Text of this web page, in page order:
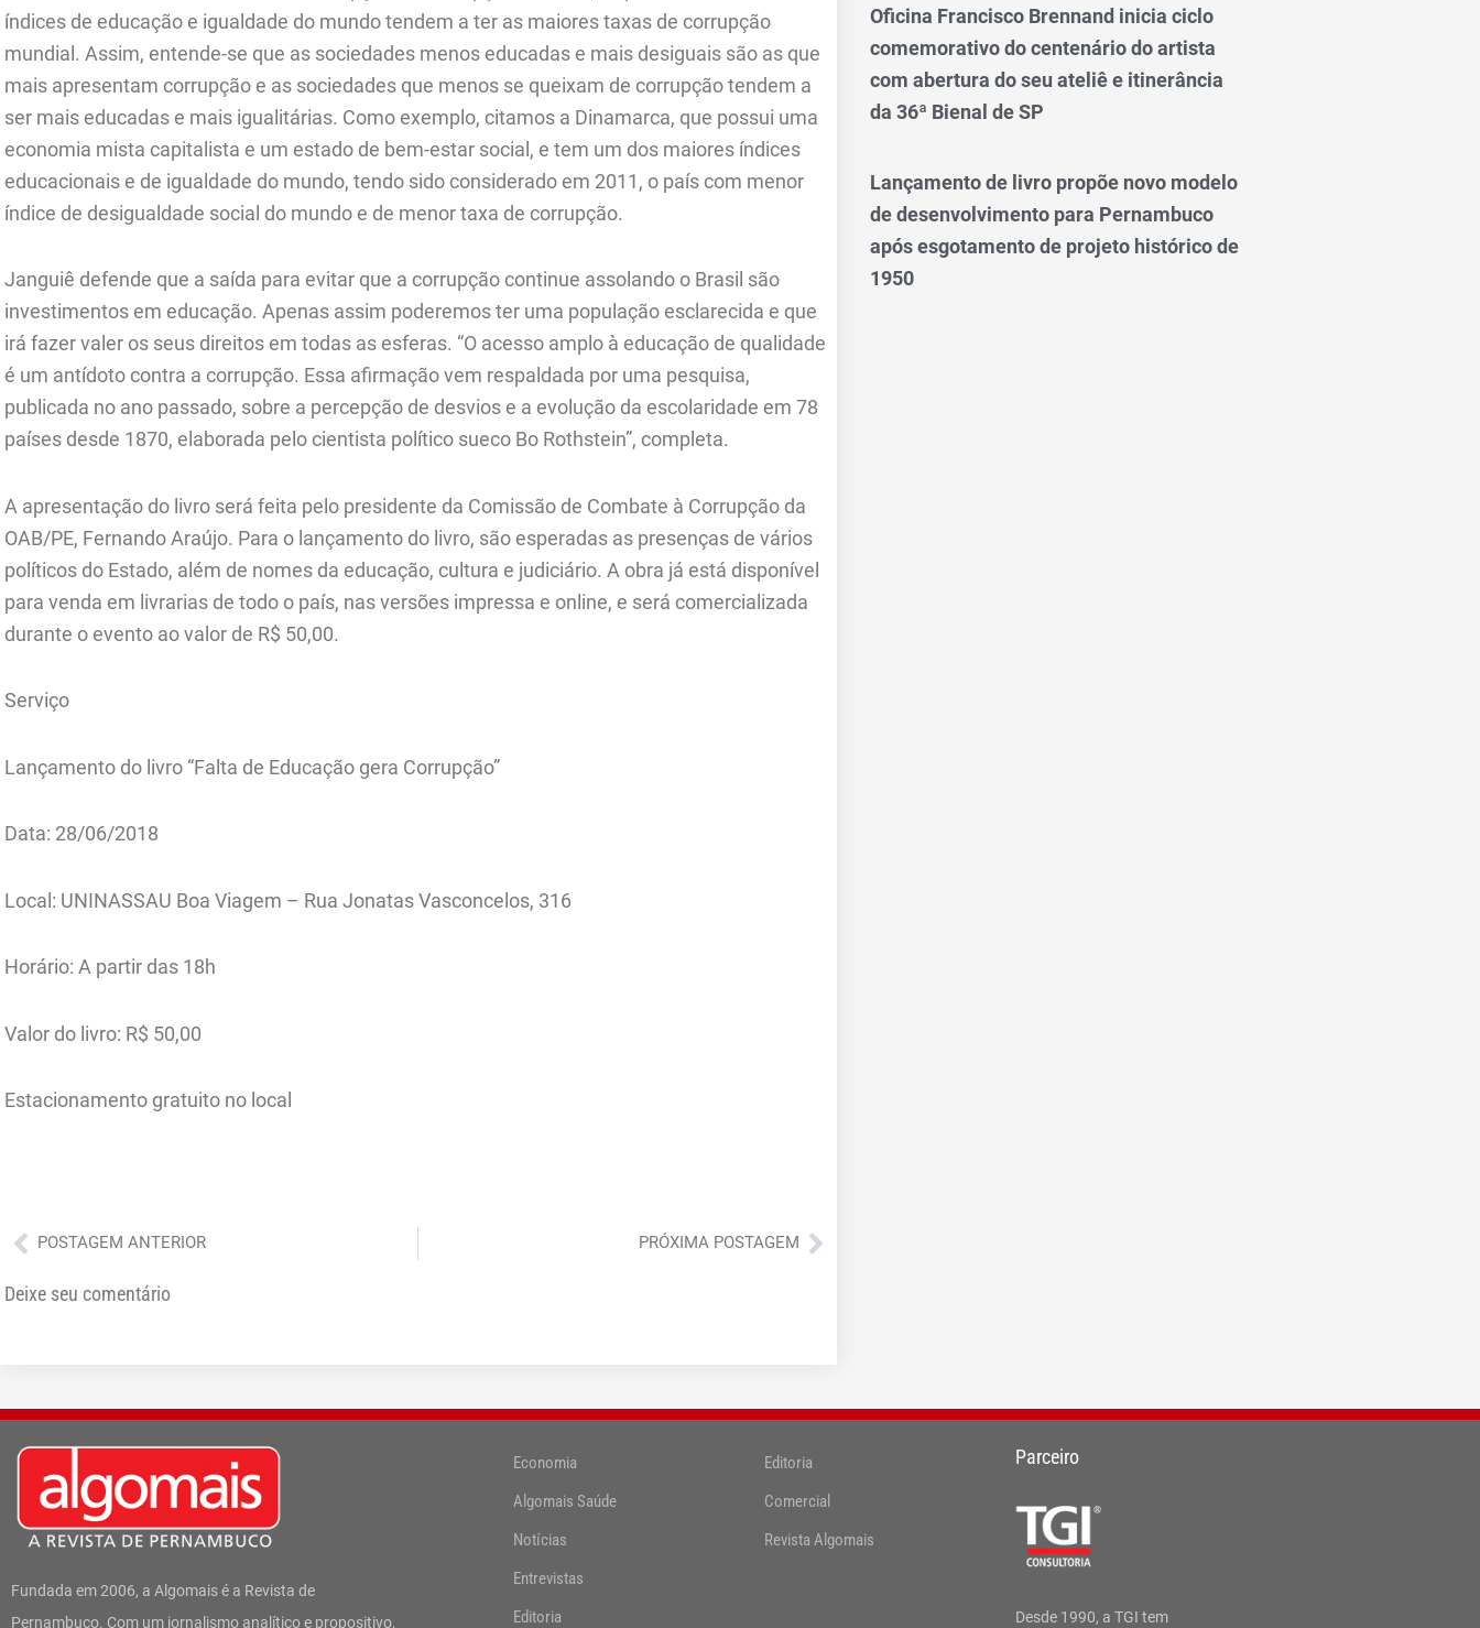
índices de educação e igualdade do mundo tendem a ter as maiores taxas de corrupção
mundial. Assim, entende-se que as sociedades menos educadas e mais desiguais são as que
mais apresentam corrupção e as sociedades que menos se queixam de corrupção tendem a
ser mais educadas e mais igualitárias. Como exemplo, citamos a Dinamarca, que possui uma
economia mista capitalista e um estado de bem-estar social, e tem um dos maiores índices
educacionais e de igualdade do mundo, tendo sido considerado em 2011, o país com menor
índice de desigualdade social do mundo e de menor taxa de corrupção.
Janguiê defende que a saída para evitar que a corrupção continue assolando o Brasil são
investimentos em educação. Apenas assim poderemos ter uma população esclarecida e que
irá fazer valer os seus direitos em todas as esferas. “O acesso amplo à educação de qualidade
é um antídoto contra a corrupção. Essa afirmação vem respaldada por uma pesquisa,
publicada no ano passado, sobre a percepção de desvios e a evolução da escolaridade em 78
países desde 1870, elaborada pelo cientista político sueco Bo Rothstein”, completa.
A apresentação do livro será feita pelo presidente da Comissão de Combate à Corrupção da
OAB/PE, Fernando Araújo. Para o lançamento do livro, são esperadas as presenças de vários
políticos do Estado, além de nomes da educação, cultura e judiciário. A obra já está disponível
para venda em livrarias de todo o país, nas versões impressa e online, e será comercializada
durante o evento ao valor de R$ 50,00.
Serviço
Lançamento do livro “Falta de Educação gera Corrupção”
Data: 28/06/2018
Local: UNINASSAU Boa Viagem – Rua Jonatas Vasconcelos, 316
Horário: A partir das 18h
Valor do livro: R$ 50,00
Estacionamento gratuito no local
Anterior
POSTAGEM ANTERIOR PRÓXIMA POSTAGEMPróximo
Deixe seu comentário
Oficina Francisco Brennand inicia ciclo
comemorativo do centenário do artista
com abertura do seu ateliê e itinerância
da 36ª Bienal de SP
Lançamento de livro propõe novo modelo
de desenvolvimento para Pernambuco
após esgotamento de projeto histórico de
1950
Fundada em 2006, a Algomais é a Revista de
Pernambuco. Com um jornalismo analítico e propositivo,
Economia
Algomais Saúde
Notícias
Entrevistas
Editoria
Editoria
Comercial
Revista Algomais
Parceiro
Desde 1990, a TGI tem